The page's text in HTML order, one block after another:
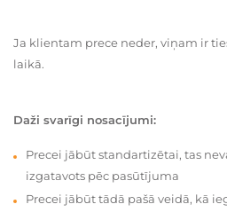
Ja klientam prece neder, viņam ir
laikā.
Daži svarīgi nosacījumi:
Precei jābūt standartizētai, tas
izgatavots pēc pasūtījuma
Precei jābūt tādā pašā veidā, kā